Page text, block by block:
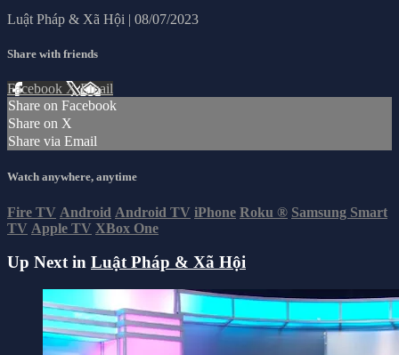
Luật Pháp & Xã Hội | 08/07/2023
Share with friends
Facebook XEmail
Share on Facebook
Share on X
Share via Email
Watch anywhere, anytime
Fire TV Android Android TV iPhone Roku ® Samsung Smart
TV Apple TV XBox One
Up Next in Luật Pháp & Xã Hội